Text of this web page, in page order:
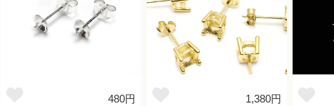
480円 1,380円